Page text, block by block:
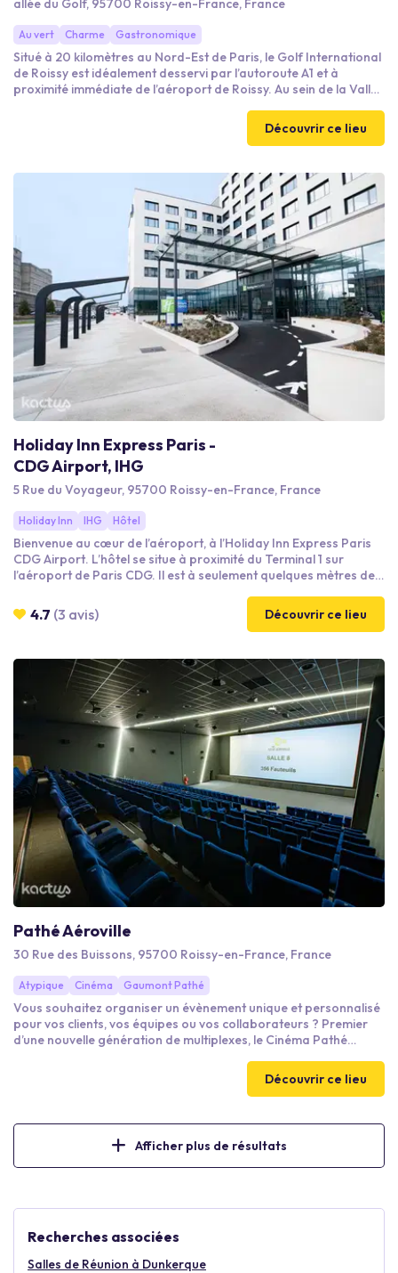
Recherches associées
Salles de Réunion à Dunkerque
allée du Golf, 95700 Roissy-en-France, France
Au vert Charme Gastronomique
Situé à 20 kilomètres au Nord-Est de Paris, le Golf International
de Roissy est idéalement desservi par l’autoroute A1 et à
proximité immédiate de l’aéroport de Roissy. Au sein de la Vallée
pour votre évènement d’entreprise en Île de France.
Découvrir ce lieu
Holiday Inn Express Paris -
CDG Airport, IHG
5 Rue du Voyageur, 95700 Roissy-en-France, France
Holiday Inn IHG Hôtel
Bienvenue au cœur de l’aéroport, à l’Holiday Inn Express Paris
CDG Airport. L’hôtel se situe à proximité du Terminal 1 sur
l’aéroport de Paris CDG. Il est à seulement quelques mètres de
ainsi que la gare TGV et le RER B reliant Paris. Nos différents
espaces de réunion s'adaptent à vos besoins : quelques heures
after work entre collègues
4.7 (3 avis) Découvrir ce lieu
Pathé Aéroville
30 Rue des Buissons, 95700 Roissy-en-France, France
Atypique Cinéma Gaumont Pathé
Vous souhaitez organiser un évènement unique et personnalisé
pour vos clients, vos équipes ou vos collaborateurs ? Premier
d’une nouvelle génération de multiplexes, le Cinéma Pathé
la pointe de la technologie à un confort optimal. Profitez en
exclusivité des technologies Dolby Cinéma et 4DX dans des
Découvrir ce lieu
Afficher plus de résultats